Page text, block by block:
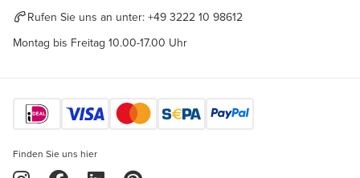
Rufen Sie uns an unter: +49 3222 10 98612
Montag bis Freitag 10.00-17.00 Uhr
Finden Sie uns hier